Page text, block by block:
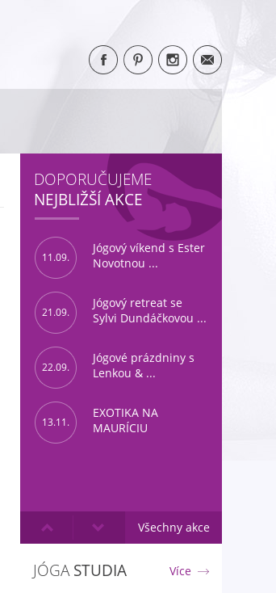
DOPORUČUJEME
NEJBLIŽŠÍ AKCE
11.09.
Jógový víkend s Ester
Novotnou ...
21.09.
Jógový retreat se
Sylvi Dundáčkovou ...
22.09.
Jógové prázdniny s
Lenkou & ...
13.11.
EXOTIKA NA
MAURÍCIU
Všechny akce
JÓGASTUDIA Více